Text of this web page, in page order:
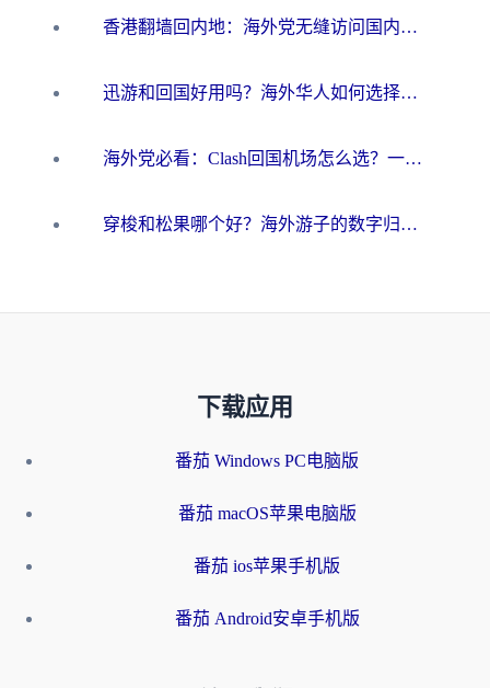
香港翻墙回内地：海外党无缝访问国内资源的加速器选择全攻略
迅游和回国好用吗？海外华人如何选择靠谱的回国加速器
海外党必看：Clash回国机场怎么选？一篇搞定无缝访问国内资源的全攻略
穿梭和松果哪个好？海外游子的数字归乡路，到底该怎么选
下载应用
番茄 Windows PC电脑版
番茄 macOS苹果电脑版
番茄 ios苹果手机版
番茄 Android安卓手机版